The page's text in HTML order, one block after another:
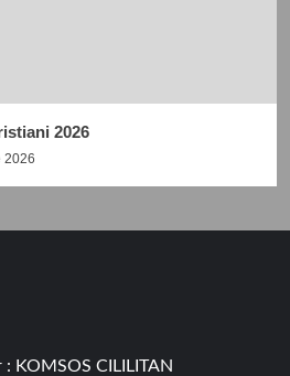
2026
2026
: KOMSOS CILILITAN